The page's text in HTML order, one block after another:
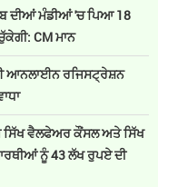
ਦੀਆਂ ਮੰਡੀਆਂ 'ਚ ਪਿਆ 18
CM ਮਾਨ
ਆਨਲਾਈਨ ਰਜਿਸਟ੍ਰੇਸ਼ਨ
ਸਿੱਖ ਵੈਲਫੇਅਰ ਕੌਂਸਲ ਅਤੇ ਸਿੱਖ
ਨੂੰ 43 ਲੱਖ ਰੁਪਏ ਦੀ